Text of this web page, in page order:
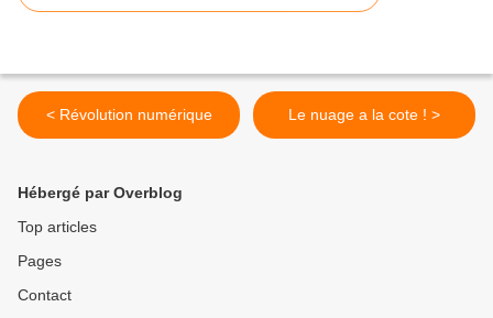
< Révolution numérique Le nuage a la cote ! >
Hébergé par Overblog
Top articles
Pages
Contact